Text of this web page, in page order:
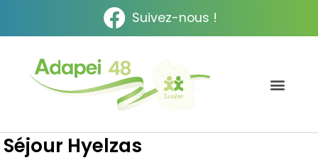
Suivez-nous !
Séjour Hyelzas